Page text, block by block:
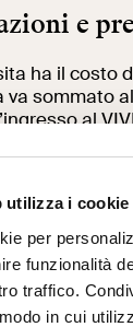
utilizza i cookie
per
funzionalità
traffico.
in cui
e
ha il costo
va sommato
al
acquistare il
15 minuti
nel punto
mail a:
.